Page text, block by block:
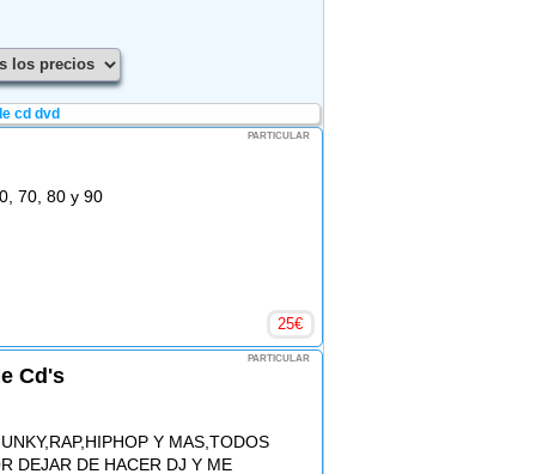
cd dvd
PARTICULAR
70, 80 y 90
25€
PARTICULAR
Cd's
Y MAS,TODOS
DEJAR DE HACER DJ Y ME